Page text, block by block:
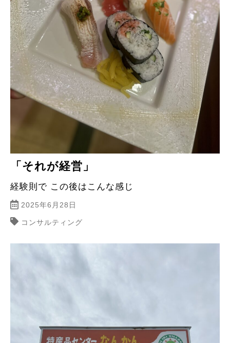
「それが経営」
経験則で この後はこんな感じ
2025年6月28日
コンサルティング